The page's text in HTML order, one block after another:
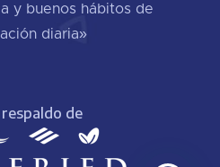
y buenos hábitos de
diaria»
de